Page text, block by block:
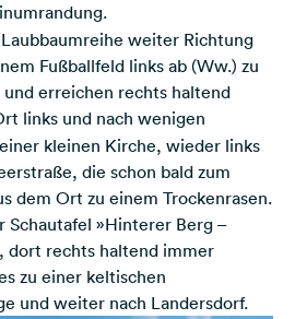
weiter Richtung
Fußballfeld links ab (Ww.) zu
erreichen rechts haltend
links und nach wenigen
kleinen Kirche, wieder links
die schon bald zum
dem Ort zu einem Trockenrasen.
Schautafel »Hinterer Berg –
dort rechts haltend immer
zu einer keltischen
und weiter nach Landersdorf.